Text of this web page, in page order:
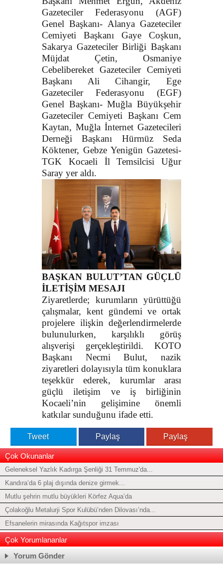
Gazeteciler Federasyonu (AGF)
Genel Başkanı- Alanya Gazeteciler
Cemiyeti Başkanı Gaye Coşkun,
Sakarya Gazeteciler Birliği Başkanı
Müjdat Çetin, Osmaniye
Cebelibereket Gazeteciler Cemiyeti
Başkanı Ali Cihangir, Ege
Gazeteciler Federasyonu (EGF)
Genel Başkanı- Muğla Büyükşehir
Gazeteciler Cemiyeti Başkanı Cem
Kaytan, Muğla İnternet Gazetecileri
Derneği Başkanı Hürmüz Seda
Köktener, Gebze Yenigün Gazetesi-
TGK Kocaeli İl Temsilcisi Uğur
Saray yer aldı.
BAŞKAN BULUT’TAN GÜÇLÜ
İLETİŞİM MESAJI
Ziyaretlerde; kurumların yürüttüğü
çalışmalar, kent gündemi ve ortak
projelere ilişkin değerlendirmelerde
bulunulurken, karşılıklı görüş
alışverişi gerçekleştirildi. KOTO
Başkanı Necmi Bulut, nazik
ziyaretleri dolayısıyla tüm konuklara
teşekkür ederek, kurumlar arası
güçlü iletişim ve iş birliğinin
Kocaeli’nin gelişimine önemli
katkılar sunduğunu ifade etti.
Tweet Paylaş Paylaş
Çok Okunanlar
Geleneksel Yazlık Kadırga Şenliği 31 Temmuz'da...
Kandıra’da 6 plaj dışında denize girmek...
Mutlu şehrin mutlu büyükleri Körfez Aqua’da
Çolakoğlu Metalurji Spor Kulübü’nden Dilovası’nda...
Efsanelerin mirasında Kağıtspor imzası
Çok Yorumlananlar
Yorum Gönder